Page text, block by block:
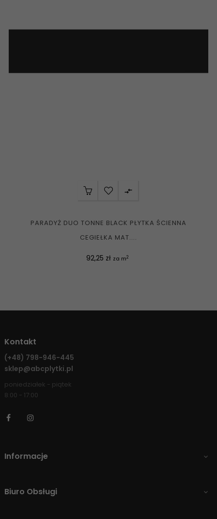

PARADYŻ DUO TONNE BLACK PŁYTKA ŚCIENNA
CEGIEŁKA MAT....
Cena
92,25 zł za m2
Kontakt
(+48) 798-946-445
sklep@abcplytki.pl
poniedziałek - piątek
8:00 - 17:00
Facebook
Informacje 
Biuro Obsługi 